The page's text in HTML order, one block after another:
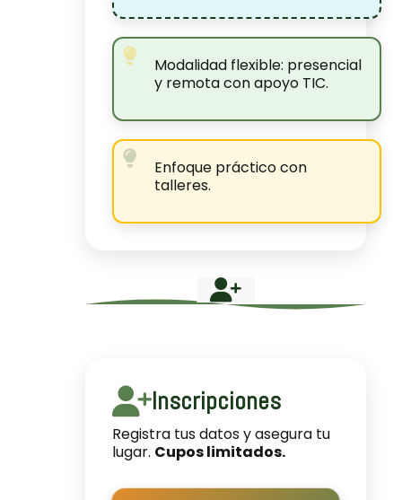
Modalidad flexible: presencial
y remota con apoyo TIC.
Enfoque práctico con
talleres.
Inscripciones
Registra tus datos y asegura tu
lugar. Cupos limitados.